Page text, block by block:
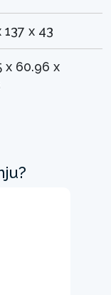
137 x 43
x 60.96 x